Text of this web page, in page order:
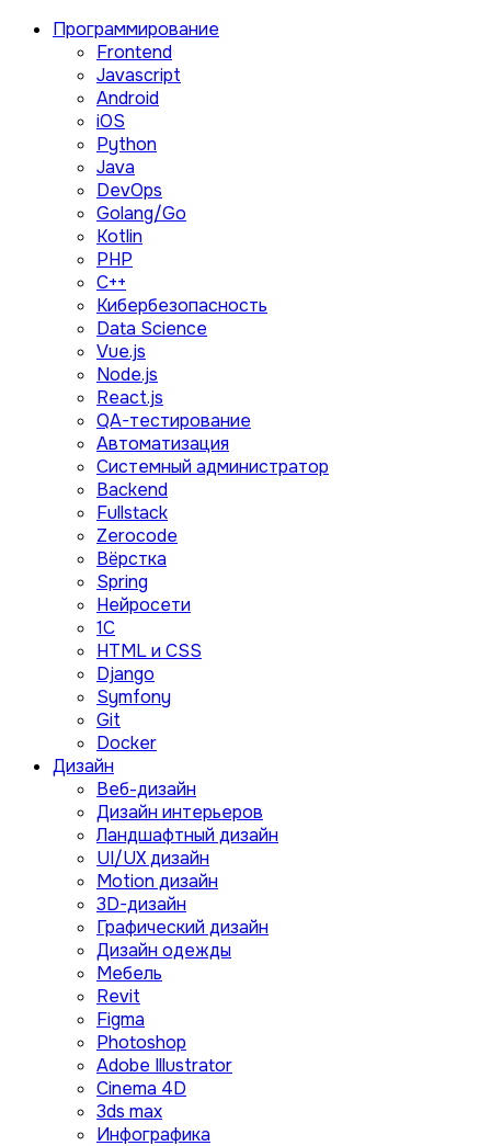
Программирование
Frontend
Javascript
Android
iOS
Python
Java
DevOps
Golang/Go
Kotlin
PHP
C++
Кибербезопасность
Data Science
Vue.js
Node.js
React.js
QA-тестирование
Автоматизация
Системный администратор
Backend
Fullstack
Zerocode
Вёрстка
Spring
Нейросети
1C
HTML и CSS
Django
Symfony
Git
Docker
Дизайн
Веб-дизайн
Дизайн интерьеров
Ландшафтный дизайн
UI/UX дизайн
Motion дизайн
3D-дизайн
Графический дизайн
Дизайн одежды
Мебель
Revit
Figma
Photoshop
Adobe Illustrator
Сinema 4D
3ds max
Инфографика